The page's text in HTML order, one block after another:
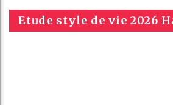
Etude style de vie 2026